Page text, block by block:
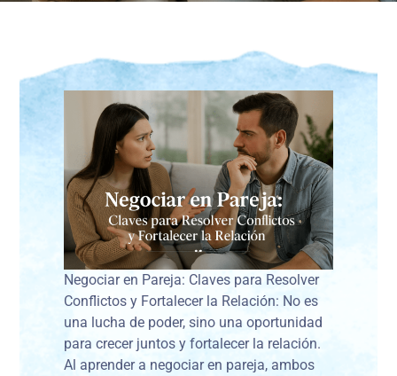
Negociar en Pareja: Claves para Resolver
Conflictos y Fortalecer la Relación: No es
una lucha de poder, sino una oportunidad
para crecer juntos y fortalecer la relación.
Al aprender a negociar en pareja, ambos